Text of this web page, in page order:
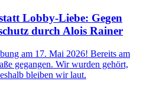
Lobby-Liebe: Gegen
durch Alois Rainer
am 17. Mai 2026! Bereits am
gegangen. Wir wurden gehört,
bleiben wir laut.